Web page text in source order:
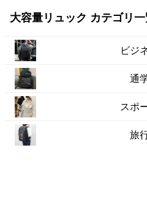
大容量リュック カテゴリ
ビジ
通
スポ
旅